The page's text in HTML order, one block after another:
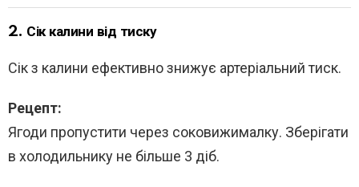
2. Сік калини від тиску
Сік з калини ефективно знижує артеріальний тиск.
Рецепт:
Ягоди пропустити через соковижималку. Зберігати
в холодильнику не більше 3 діб.